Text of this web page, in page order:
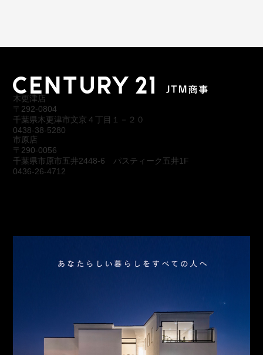
木更津店
〒292-0804
千葉県木更津市文京４丁目１－２０
0438-38-5280
市原店
〒290-0056
千葉県市原市五井2448-6 パスティーク五井1F
0436-26-4712